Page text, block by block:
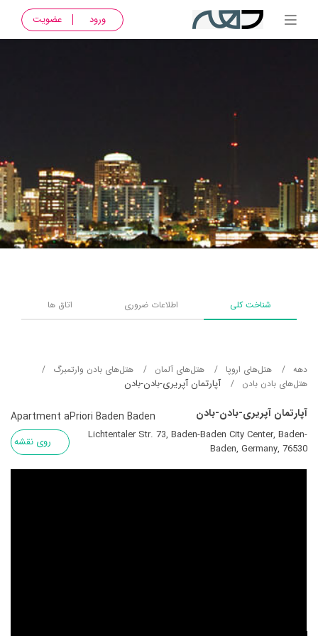
ورود عضویت
شناخت کلی اطلاعات ضروری اتاق ها
دهه هتل‌های اروپا هتل‌های آلمان
هتل‌های بادن وارتمبرگ
هتل‌های بادن بادن
آپارتمان آپریری-بادن-بادن
آپارتمان آپریری-بادن-بادن Apartment aPriori Baden Baden
Lichtentaler Str. 73, Baden-Baden City Center, Baden-
Baden, Germany, 76530
روی نقشه